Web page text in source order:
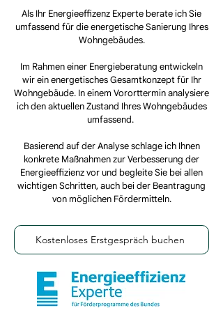
Als Ihr Energieeffizenz Experte berate ich Sie
umfassend für die energetische Sanierung Ihres
Wohngebäudes.
Im Rahmen einer Energieberatung entwickeln
wir ein energetisches Gesamtkonzept für Ihr
Wohngebäude. In einem Vororttermin analysiere
ich den aktuellen Zustand Ihres Wohngebäudes
umfassend.
Basierend auf der Analyse schlage ich Ihnen
konkrete Maßnahmen zur Verbesserung der
Energieeffizienz vor und begleite Sie bei allen
wichtigen Schritten, auch bei der Beantragung
von möglichen Fördermitteln.
Kostenloses Erstgespräch buchen